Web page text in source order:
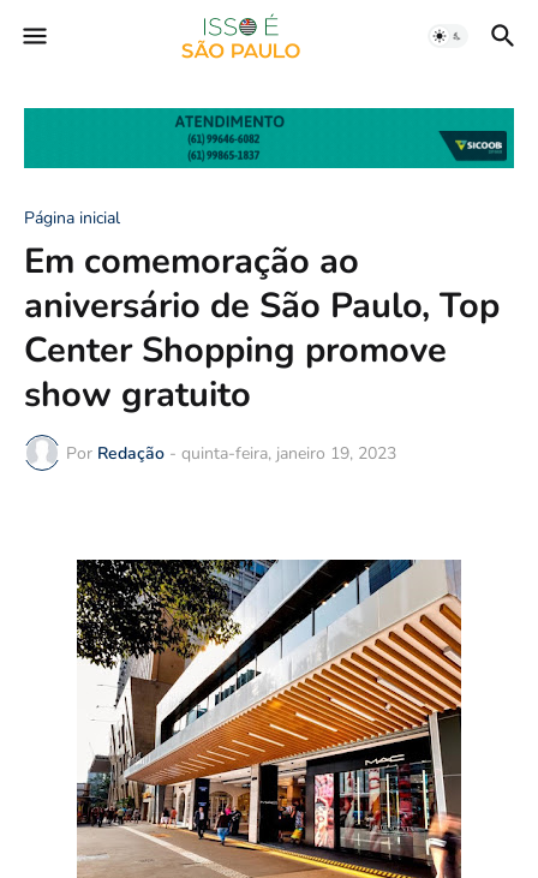
Página inicial
Em comemoração ao
aniversário de São Paulo, Top
Center Shopping promove
show gratuito
Por Redação - quinta-feira, janeiro 19, 2023